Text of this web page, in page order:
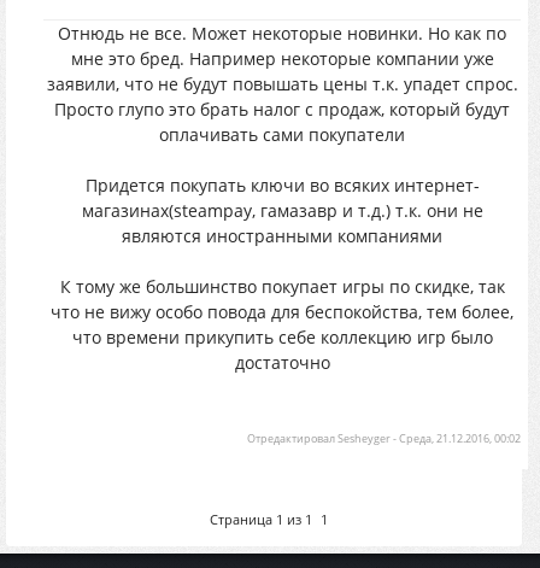
Отнюдь не все. Может некоторые новинки. Но как по
мне это бред. Например некоторые компании уже
заявили, что не будут повышать цены т.к. упадет спрос.
Просто глупо это брать налог с продаж, который будут
оплачивать сами покупатели
Придется покупать ключи во всяких интернет-
магазинах(steampay, гамазавр и т.д.) т.к. они не
являются иностранными компаниями
К тому же большинство покупает игры по скидке, так
что не вижу особо повода для беспокойства, тем более,
что времени прикупить себе коллекцию игр было
достаточно
ОтредактировалSesheyger-Среда, 21.12.2016, 00:02
Страница 1 из 1 1